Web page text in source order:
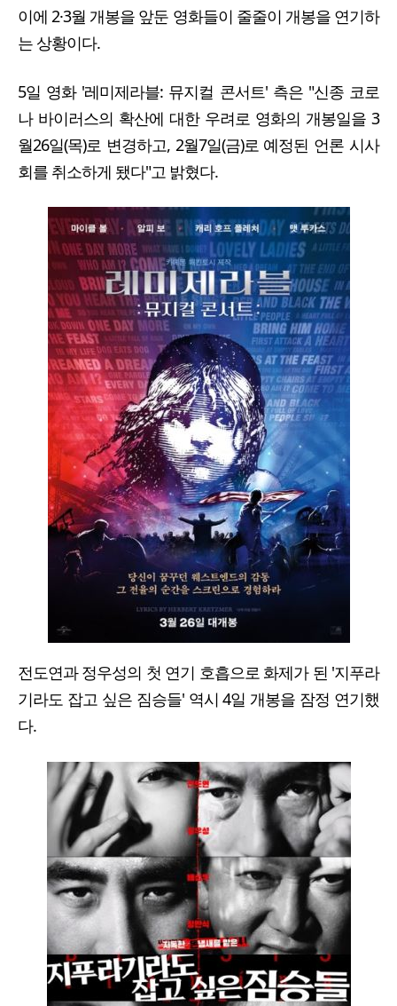
이에 2·3월 개봉을 앞둔 영화들이 줄줄이 개봉을 연기하
는 상황이다.
5일 영화 '레미제라블: 뮤지컬 콘서트' 측은 "신종 코로
나 바이러스의 확산에 대한 우려로 영화의 개봉일을 3
월26일(목)로 변경하고, 2월7일(금)로 예정된 언론 시사
회를 취소하게 됐다"고 밝혔다.
전도연과 정우성의 첫 연기 호흡으로 화제가 된 '지푸라
기라도 잡고 싶은 짐승들' 역시 4일 개봉을 잠정 연기했
다.